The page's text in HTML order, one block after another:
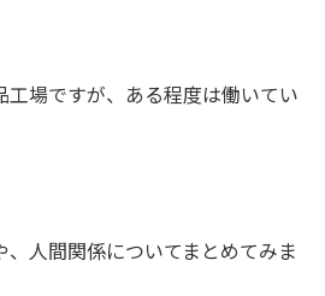
工場ですが、ある程度は働いてい
、人間関係についてまとめてみま